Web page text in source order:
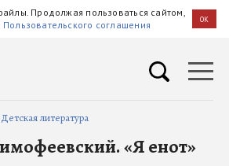
Продолжая пользоваться сайтом,
Пользовательского соглашения OK
Детская литература
«Я енот»